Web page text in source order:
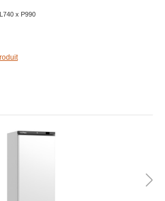
x P990